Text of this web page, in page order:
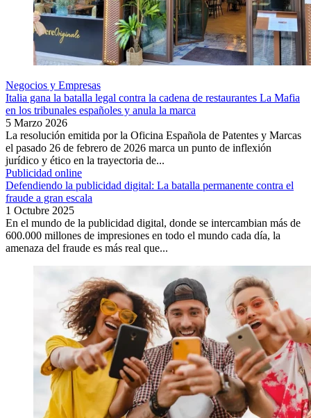
Negocios y Empresas
Italia gana la batalla legal contra la cadena de restaurantes La Mafia
en los tribunales españoles y anula la marca
5 Marzo 2026
La resolución emitida por la Oficina Española de Patentes y Marcas
el pasado 26 de febrero de 2026 marca un punto de inflexión
jurídico y ético en la trayectoria de...
Publicidad online
Defendiendo la publicidad digital: La batalla permanente contra el
fraude a gran escala
1 Octubre 2025
En el mundo de la publicidad digital, donde se intercambian más de
600.000 millones de impresiones en todo el mundo cada día, la
amenaza del fraude es más real que...